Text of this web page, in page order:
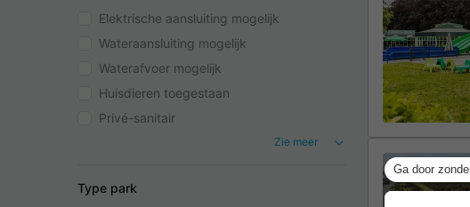
Elektrische aansluiting mogelijk
Wateraansluiting mogelijk
Waterafvoer mogelijk
Huisdieren toegestaan
Privé-sanitair
Zie meer
Type park